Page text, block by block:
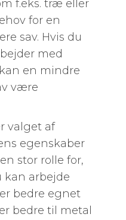
f.eks. træ eller
for en
sav. Hvis du
med
en mindre
være
valget af
egenskaber
stor rolle for,
kan arbejde
bedre egnet
bedre til metal